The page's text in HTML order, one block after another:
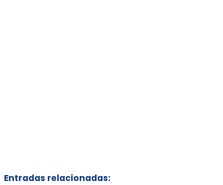
Entradas relacionadas: